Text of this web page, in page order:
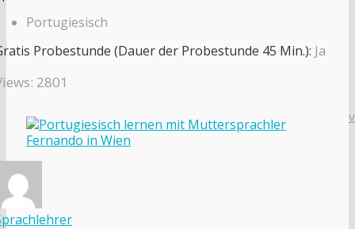
Portugiesisch
Probestunde (Dauer der Probestunde 45 Min.): Ja
2801